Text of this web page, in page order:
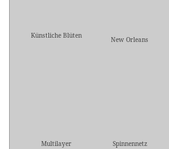
Künstliche Blüten New Orleans
Multilayer Spinnennetz